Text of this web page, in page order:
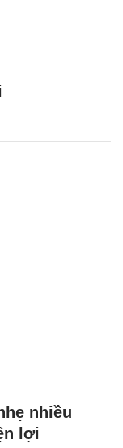
nhiều
lợi